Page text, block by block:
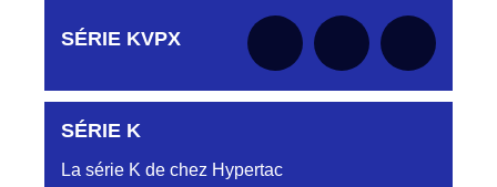
Aucune pièce disponible pour cette série pour
le moment
SÉRIE KVPX
Aucune pièce disponible pour cette série pour
SÉRIE K
La série K de chez Hypertac